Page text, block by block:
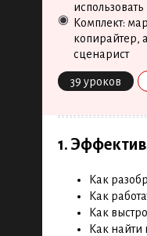
использовать
Комплект:
копирайтер,
сценарист
◉
39 уроков
Как
Как
Как
Как найти
1.